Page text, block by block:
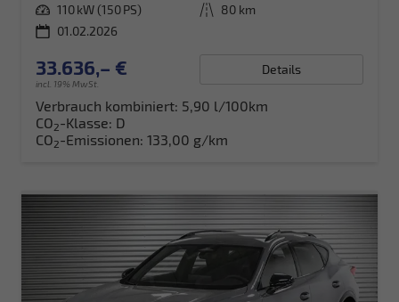
Leistung 110 kW (150 PS) Kilometerstand 80 km
01.02.2026
33.636,– €
incl. 19% MwSt.
Details
Verbrauch kombiniert: 5,90 l/100km
CO2-Klasse: D
CO2-Emissionen: 133,00 g/km